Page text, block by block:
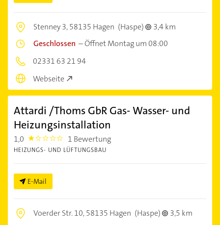
Stenney 3,58135 Hagen (Haspe)
3,4 km
Geschlossen –Öffnet Montag um 08:00
02331 63 21 94
Webseite
Attardi /Thoms GbR Gas- Wasser- und
Heizungsinstallation
1,0 1.0 1 Bewertung
HEIZUNGS- UND LÜFTUNGSBAU
E-Mail
Voerder Str. 10,58135 Hagen (Haspe)
3,5 km